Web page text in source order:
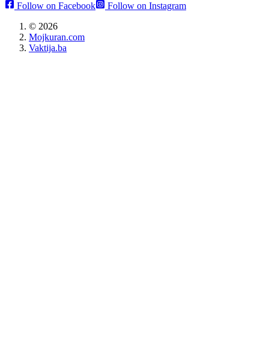
Follow on Facebook
Follow on Instagram
© 2026
Mojkuran.com
Vaktija.ba